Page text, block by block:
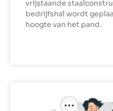
vrijstaande
bedrijfshal wordt
hoogte van het pand.